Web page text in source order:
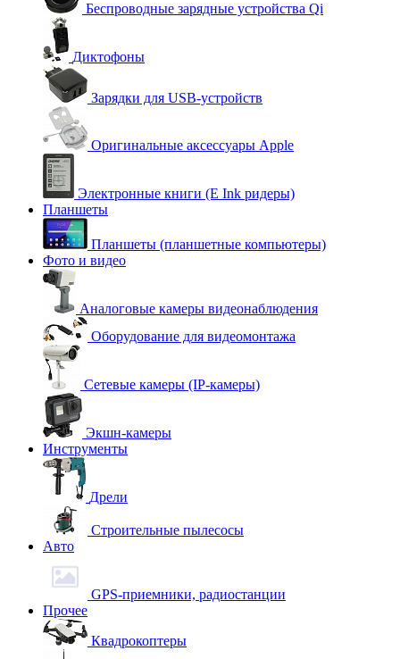
Беспроводные зарядные устройства Qi
Диктофоны
Зарядки для USB-устройств
Оригинальные аксессуары Apple
Электронные книги (E Ink ридеры)
Планшеты
Планшеты (планшетные компьютеры)
Фото и видео
Аналоговые камеры видеонаблюдения
Оборудование для видеомонтажа
Сетевые камеры (IP-камеры)
Экшн-камеры
Инструменты
Дрели
Строительные пылесосы
Авто
GPS-приемники, радиостанции
Прочее
Квадрокоптеры